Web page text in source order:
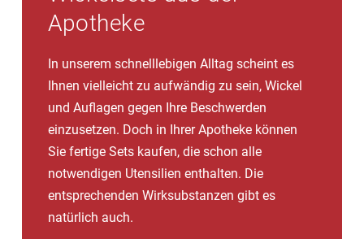
effektive Tiefenwärme erzeugen.
Apotheke
In unserem schnelllebigen Alltag scheint es
Ihnen vielleicht zu aufwändig zu sein, Wickel
und Auflagen gegen Ihre Beschwerden
einzusetzen. Doch in Ihrer Apotheke können
Sie fertige Sets kaufen, die schon alle
notwendigen Utensilien enthalten. Die
entsprechenden Wirksubstanzen gibt es
natürlich auch.